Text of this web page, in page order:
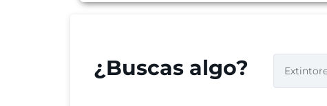
¿Buscas algo?